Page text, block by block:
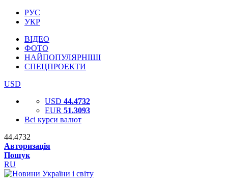
РУС
УКР
ВІДЕО
ФОТО
НАЙПОПУЛЯРНІШІ
СПЕЦПРОЕКТИ
USD
USD 44.4732
EUR 51.3093
Всі курси валют
44.4732
Авторизація
Пошук
RU